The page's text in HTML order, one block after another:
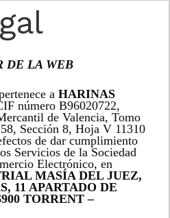
DE LA WEB
aHARINAS
número B96020722,
de Valencia, Tomo
Sección 8, Hoja V 11310
de dar cumplimiento
Servicios de la Sociedad
Electrónico, en
MASÍA DEL JUEZ,
11 APARTADO DE
TORRENT –